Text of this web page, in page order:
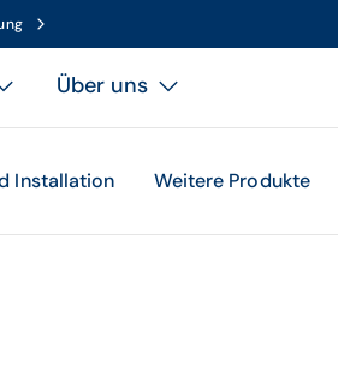
Über uns
Installation Weitere Produkte